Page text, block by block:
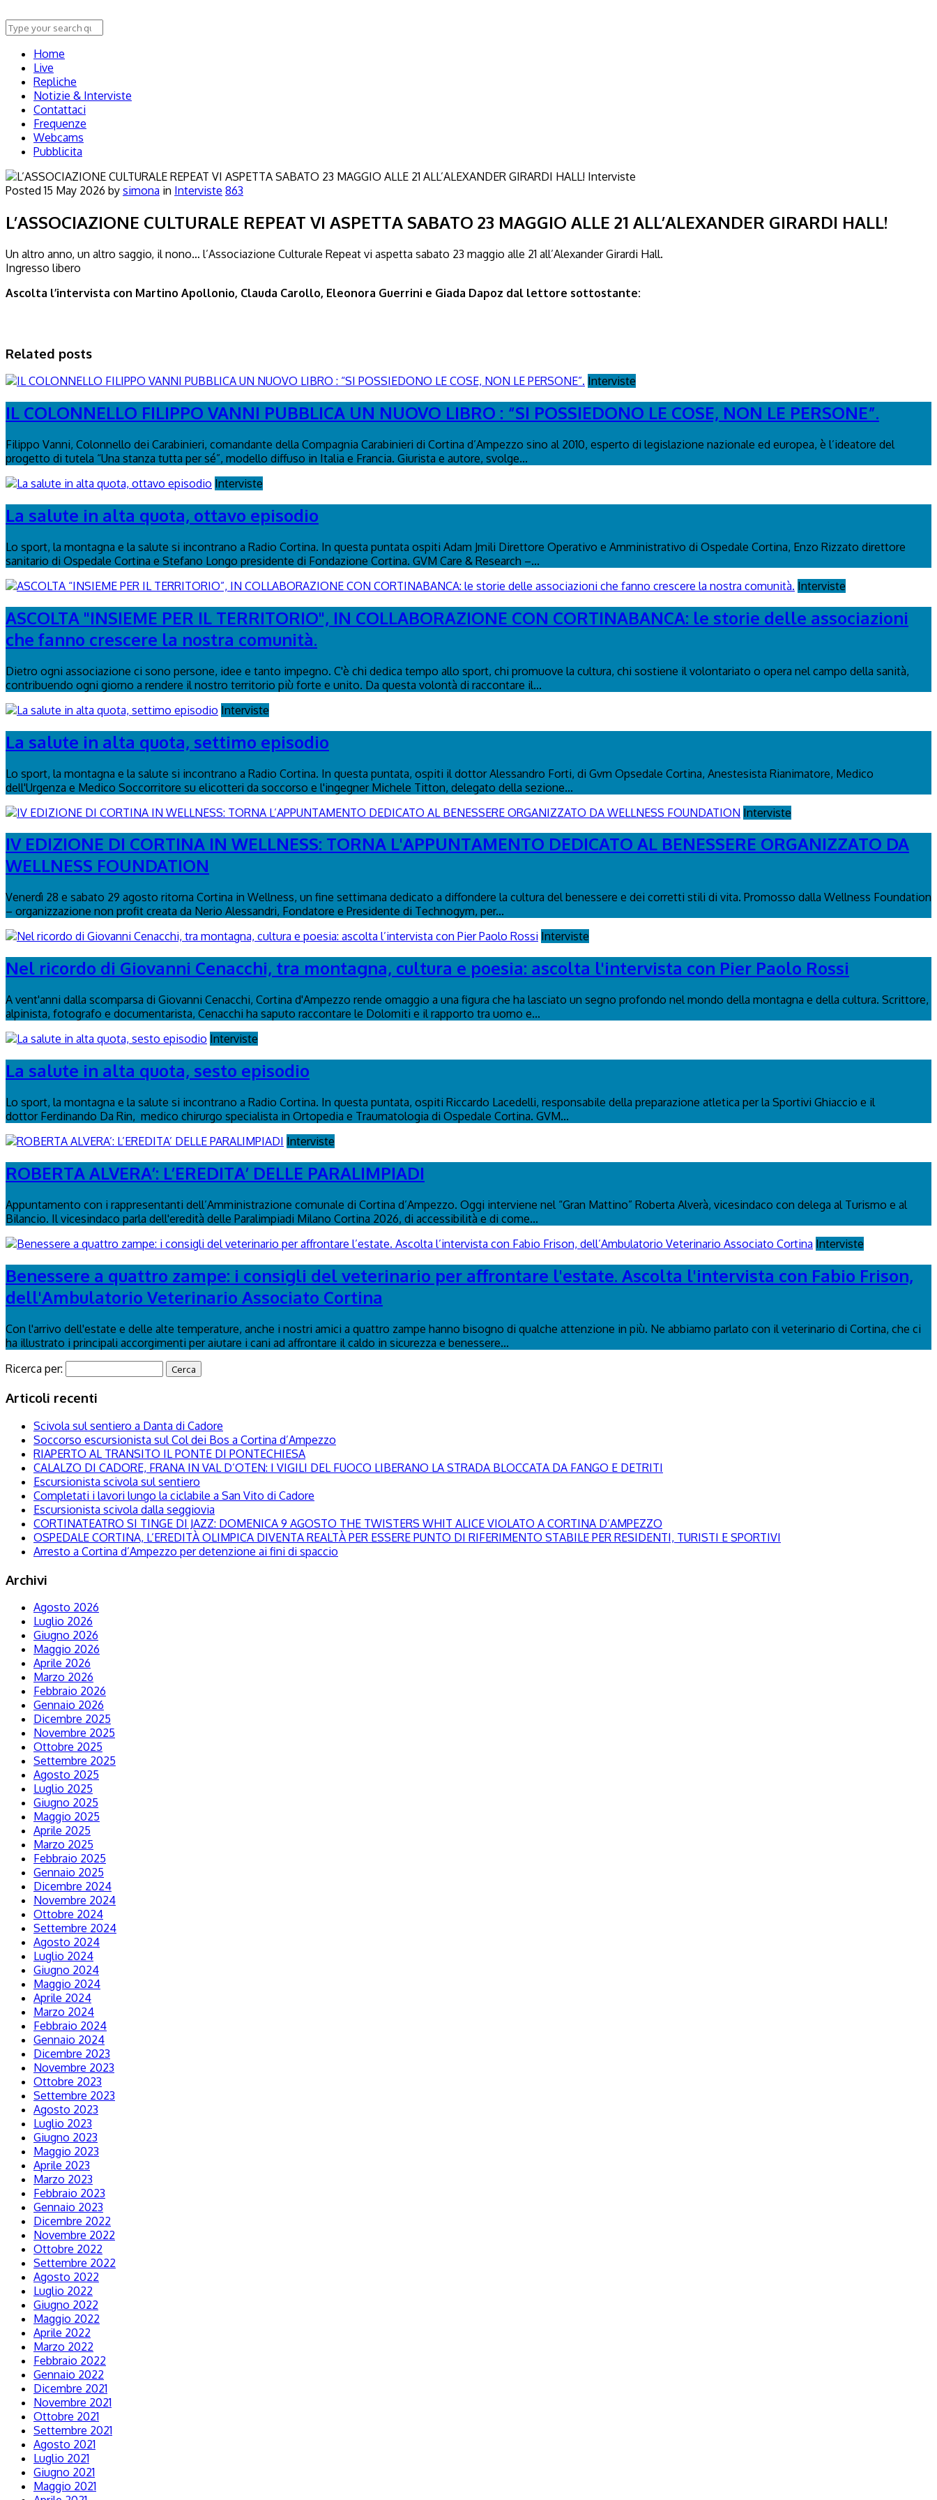
Home
Live
Repliche
Notizie & Interviste
Contattaci
Frequenze
Webcams
Pubblicita
Interviste
Posted15 May 2026 by simona in Interviste 863
L’ASSOCIAZIONE CULTURALE REPEAT VI ASPETTA SABATO 23 MAGGIO ALLE 21 ALL’ALEXANDER GIRARDI HALL!
Un altro anno, un altro saggio, il nono… l’Associazione Culturale Repeat vi aspetta sabato 23 maggio alle 21 all’Alexander Girardi Hall.
Ingresso libero
Ascolta l’intervista con Martino Apollonio, Clauda Carollo, Eleonora Guerrini e Giada Dapoz dal lettore sottostante:
Related posts
Interviste
IL COLONNELLO FILIPPO VANNI PUBBLICA UN NUOVO LIBRO : “SI POSSIEDONO LE COSE, NON LE PERSONE”.
Filippo Vanni, Colonnello dei Carabinieri, comandante della Compagnia Carabinieri di Cortina d’Ampezzo sino al 2010, esperto di legislazione nazionale ed europea, è l’ideatore del
progetto di tutela “Una stanza tutta per sé”, modello diffuso in Italia e Francia. Giurista e autore, svolge...
Interviste
La salute in alta quota, ottavo episodio
Lo sport, la montagna e la salute si incontrano a Radio Cortina. In questa puntata ospiti Adam Jmili Direttore Operativo e Amministrativo di Ospedale Cortina, Enzo Rizzato direttore
sanitario di Ospedale Cortina e Stefano Longo presidente di Fondazione Cortina. GVM Care & Research –...
Interviste
ASCOLTA "INSIEME PER IL TERRITORIO", IN COLLABORAZIONE CON CORTINABANCA: le storie delle associazioni
che fanno crescere la nostra comunità.
Dietro ogni associazione ci sono persone, idee e tanto impegno. C'è chi dedica tempo allo sport, chi promuove la cultura, chi sostiene il volontariato o opera nel campo della sanità,
contribuendo ogni giorno a rendere il nostro territorio più forte e unito. Da questa volontà di raccontare il...
Interviste
La salute in alta quota, settimo episodio
Lo sport, la montagna e la salute si incontrano a Radio Cortina. In questa puntata, ospiti il dottor Alessandro Forti, di Gvm Opsedale Cortina, Anestesista Rianimatore, Medico
dell'Urgenza e Medico Soccorritore su elicotteri da soccorso e l'ingegner Michele Titton, delegato della sezione...
Interviste
IV EDIZIONE DI CORTINA IN WELLNESS: TORNA L'APPUNTAMENTO DEDICATO AL BENESSERE ORGANIZZATO DA
WELLNESS FOUNDATION
Venerdì 28 e sabato 29 agosto ritorna Cortina in Wellness, un fine settimana dedicato a diffondere la cultura del benessere e dei corretti stili di vita. Promosso dalla Wellness Foundation
– organizzazione non profit creata da Nerio Alessandri, Fondatore e Presidente di Technogym, per...
Interviste
Nel ricordo di Giovanni Cenacchi, tra montagna, cultura e poesia: ascolta l'intervista con Pier Paolo Rossi
A vent'anni dalla scomparsa di Giovanni Cenacchi, Cortina d'Ampezzo rende omaggio a una figura che ha lasciato un segno profondo nel mondo della montagna e della cultura. Scrittore,
alpinista, fotografo e documentarista, Cenacchi ha saputo raccontare le Dolomiti e il rapporto tra uomo e...
Interviste
La salute in alta quota, sesto episodio
Lo sport, la montagna e la salute si incontrano a Radio Cortina. In questa puntata, ospiti Riccardo Lacedelli, responsabile della preparazione atletica per la Sportivi Ghiaccio e il
dottor Ferdinando Da Rin, medico chirurgo specialista in Ortopedia e Traumatologia di Ospedale Cortina. GVM...
Interviste
ROBERTA ALVERA’: L’EREDITA’ DELLE PARALIMPIADI
Appuntamento con i rappresentanti dell’Amministrazione comunale di Cortina d’Ampezzo. Oggi interviene nel “Gran Mattino” Roberta Alverà, vicesindaco con delega al Turismo e al
Bilancio. Il vicesindaco parla dell'eredità delle Paralimpiadi Milano Cortina 2026, di accessibilità e di come...
Interviste
Benessere a quattro zampe: i consigli del veterinario per affrontare l'estate. Ascolta l'intervista con Fabio Frison,
dell'Ambulatorio Veterinario Associato Cortina
Con l'arrivo dell'estate e delle alte temperature, anche i nostri amici a quattro zampe hanno bisogno di qualche attenzione in più. Ne abbiamo parlato con il veterinario di Cortina, che ci
ha illustrato i principali accorgimenti per aiutare i cani ad affrontare il caldo in sicurezza e benessere...
Ricerca per:
Articoli recenti
Scivola sul sentiero a Danta di Cadore
Soccorso escursionista sul Col dei Bos a Cortina d’Ampezzo
RIAPERTO AL TRANSITO IL PONTE DI PONTECHIESA
CALALZO DI CADORE, FRANA IN VAL D’OTEN: I VIGILI DEL FUOCO LIBERANO LA STRADA BLOCCATA DA FANGO E DETRITI
Escursionista scivola sul sentiero
Completati i lavori lungo la ciclabile a San Vito di Cadore
Escursionista scivola dalla seggiovia
CORTINATEATRO SI TINGE DI JAZZ: DOMENICA 9 AGOSTO THE TWISTERS WHIT ALICE VIOLATO A CORTINA D’AMPEZZO
OSPEDALE CORTINA, L’EREDITÀ OLIMPICA DIVENTA REALTÀ PER ESSERE PUNTO DI RIFERIMENTO STABILE PER RESIDENTI, TURISTI E SPORTIVI
Arresto a Cortina d’Ampezzo per detenzione ai fini di spaccio
Archivi
Agosto 2026
Luglio 2026
Giugno 2026
Maggio 2026
Aprile 2026
Marzo 2026
Febbraio 2026
Gennaio 2026
Dicembre 2025
Novembre 2025
Ottobre 2025
Settembre 2025
Agosto 2025
Luglio 2025
Giugno 2025
Maggio 2025
Aprile 2025
Marzo 2025
Febbraio 2025
Gennaio 2025
Dicembre 2024
Novembre 2024
Ottobre 2024
Settembre 2024
Agosto 2024
Luglio 2024
Giugno 2024
Maggio 2024
Aprile 2024
Marzo 2024
Febbraio 2024
Gennaio 2024
Dicembre 2023
Novembre 2023
Ottobre 2023
Settembre 2023
Agosto 2023
Luglio 2023
Giugno 2023
Maggio 2023
Aprile 2023
Marzo 2023
Febbraio 2023
Gennaio 2023
Dicembre 2022
Novembre 2022
Ottobre 2022
Settembre 2022
Agosto 2022
Luglio 2022
Giugno 2022
Maggio 2022
Aprile 2022
Marzo 2022
Febbraio 2022
Gennaio 2022
Dicembre 2021
Novembre 2021
Ottobre 2021
Settembre 2021
Agosto 2021
Luglio 2021
Giugno 2021
Maggio 2021